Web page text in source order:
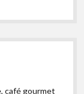
café gourmet